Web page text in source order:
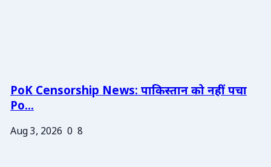
PoK Censorship News: पाकिस्तान को नहीं पचा
Po...
Aug 3, 2026 0 8